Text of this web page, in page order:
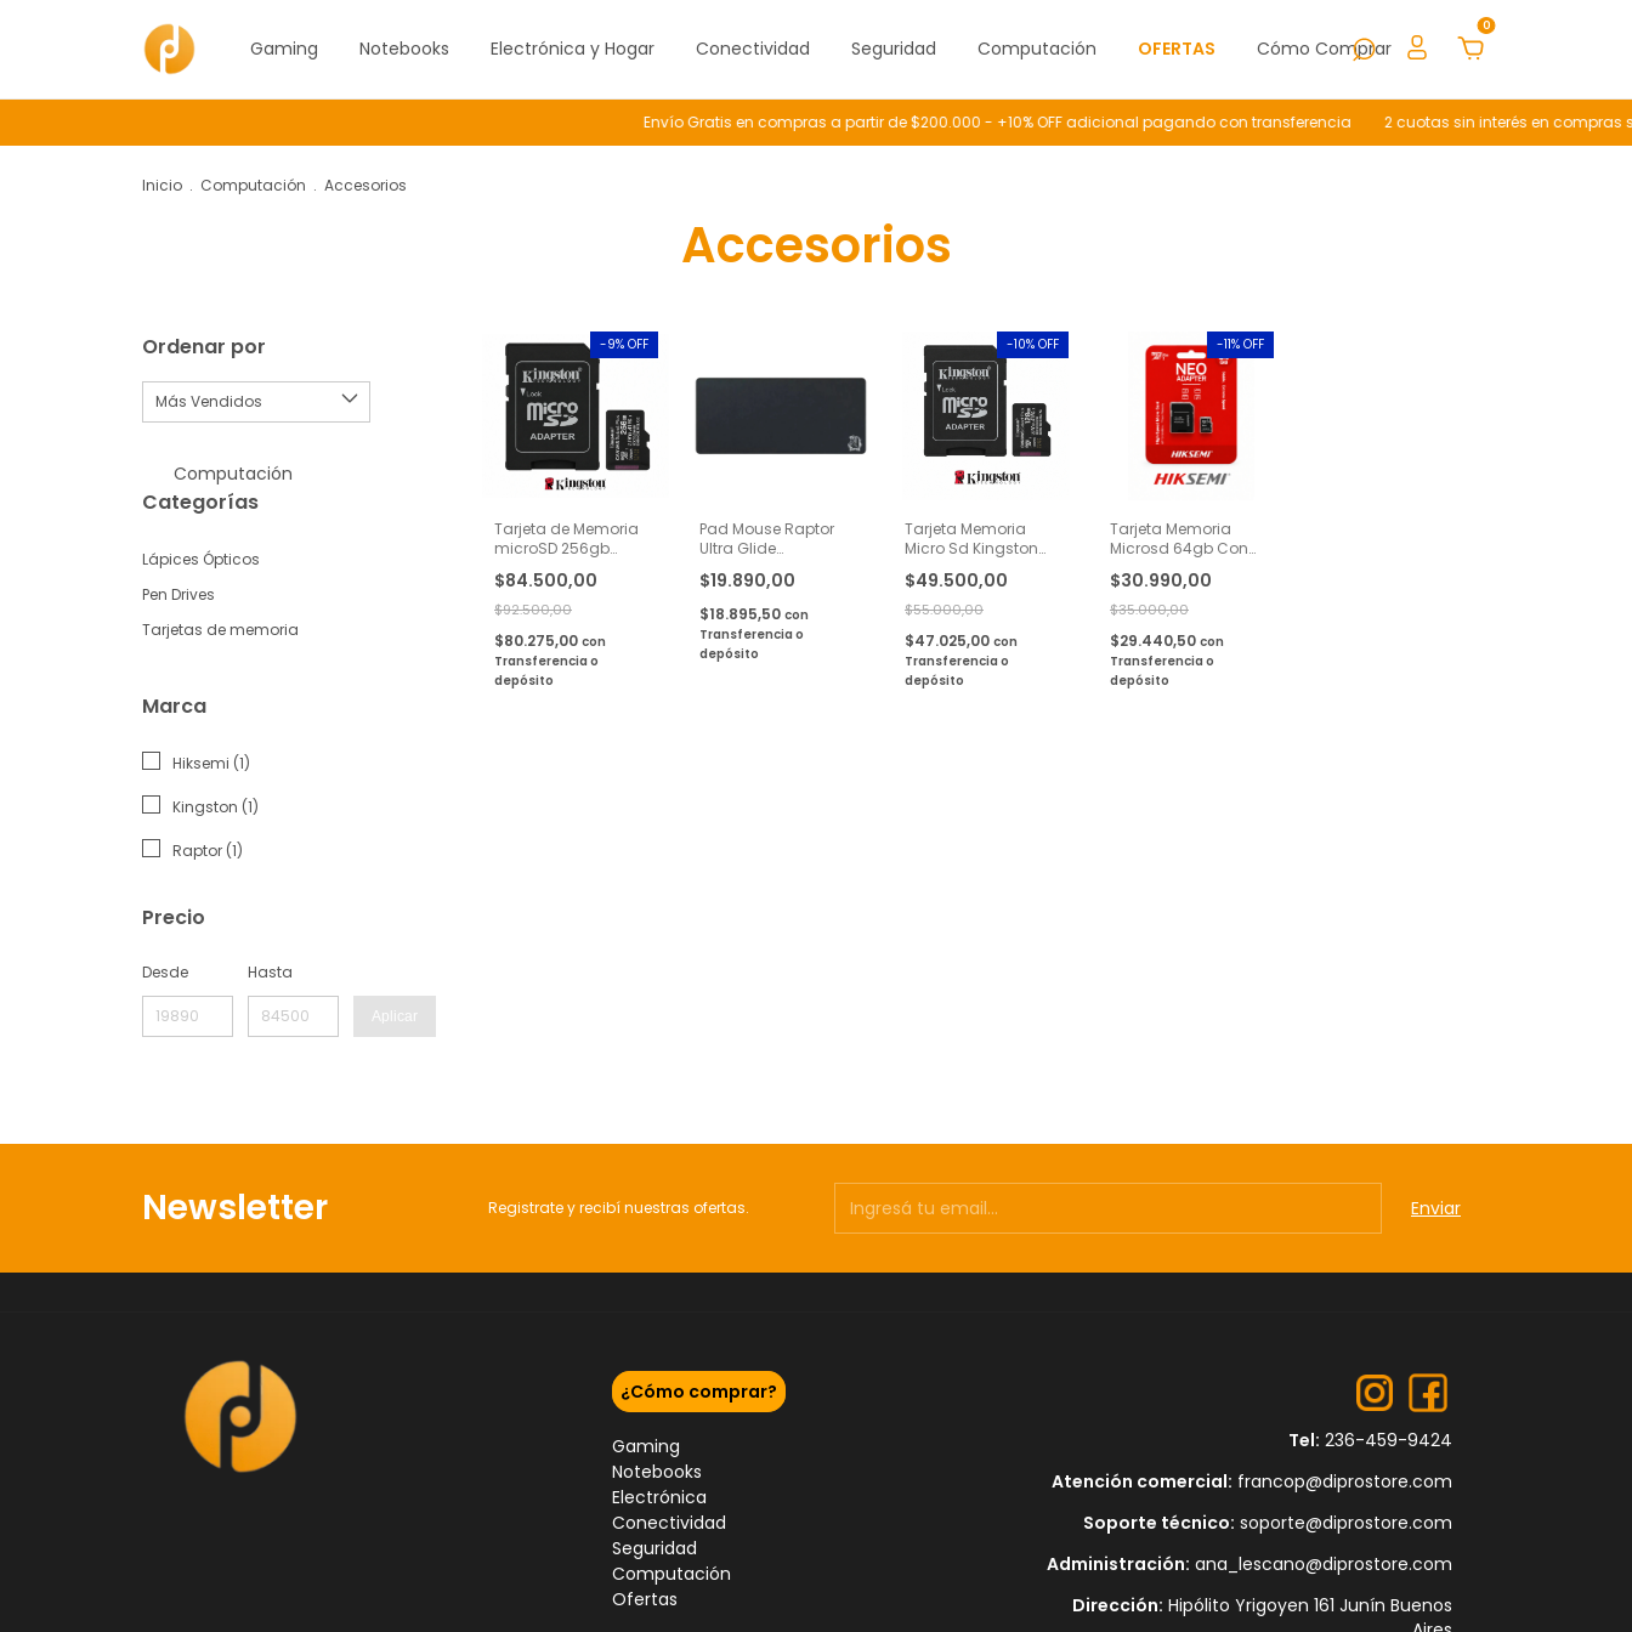
Gaming Notebooks Electrónica y Hogar Conectividad Seguridad Computación OFERTAS Cómo Comprar
0
Envío Gratis en compras a partir de $200.000 - +10% OFF adicional pagando con transferencia 2 cuotas sin interés en compras
Inicio . Computación . Accesorios
Accesorios
Ordenar por
Computación
Categorías
Lápices Ópticos
Pen Drives
Tarjetas de memoria
Marca
Hiksemi (1)
Kingston (1)
Raptor (1)
Precio
Desde Hasta
Aplicar
Tarjeta de Memoria
microSD 256gb
Select Plus
$84.500,00
-9% OFF
$92.500,00
$80.275,00 con
Transferencia o
depósito
Pad Mouse Raptor
Ultra Glide
Impermeable Xl Color
Negro
$19.890,00
$18.895,50 con
Transferencia o
depósito
Tarjeta Memoria
Micro Sd Kingston
Adaptador
$49.500,00
-10% OFF
$55.000,00
$47.025,00 con
Transferencia o
depósito
Tarjeta Memoria
Microsd 64gb Con
Clase 10
$30.990,00
-11% OFF
$35.000,00
$29.440,50 con
Transferencia o
depósito
Newsletter Registrate y recibí nuestras ofertas.
¿Cómo comprar?
Gaming
Notebooks
Electrónica
Conectividad
Seguridad
Computación
Ofertas
Tel: 236-459-9424
Atención comercial: francop@diprostore.com
Soporte técnico: soporte@diprostore.com
Administración: ana_lescano@diprostore.com
Dirección: Hipólito Yrigoyen 161 Junín Buenos